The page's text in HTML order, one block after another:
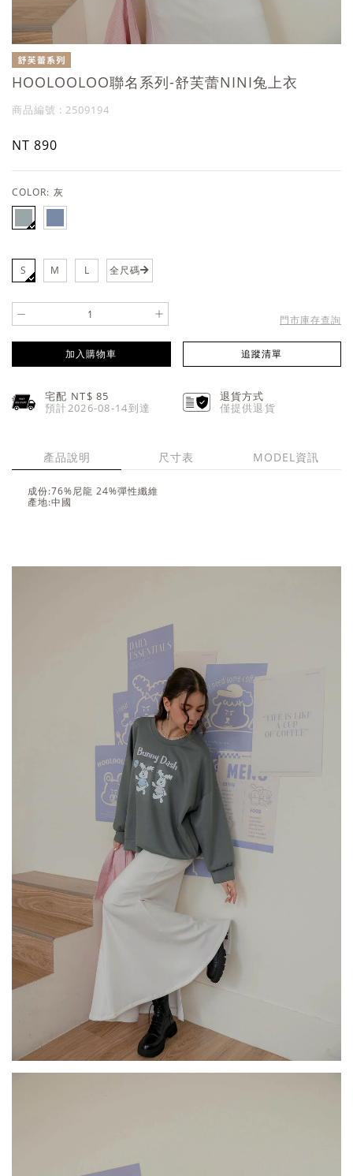
HOOLOOLOO聯名系列-舒芙蕾NINI兔上衣
商品編號 : 2509194
NT 890
COLOR: 灰
S M L 全尺碼
- + 門市庫存查詢
加入購物車 追蹤清單
宅配 NT$85
預計2026-08-14到達
退貨方式
僅提供退貨
產品說明 尺寸表 MODEL資訊
成份:76%尼龍 24%彈性纖維
產地:中國